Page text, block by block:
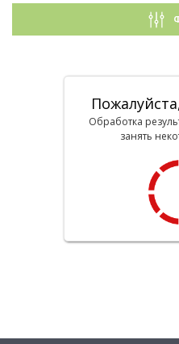
Обработка
занять